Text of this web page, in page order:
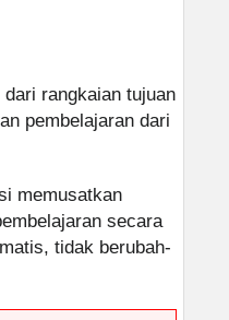
rangkaian tujuan
pembelajaran dari
memusatkan
secara
tidak berubah-